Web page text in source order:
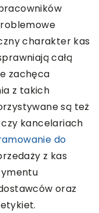
charakter kas
całą
zachęca
z takich
są też
kancelariach
do
z kas
oraz